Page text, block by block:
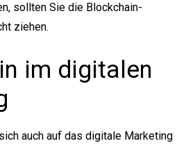
sollten Sie die Blockchain-
ziehen.
im digitalen
auch auf das digitale Marketing